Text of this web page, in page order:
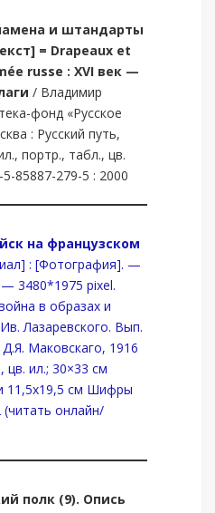
и штандарты
= Drapeaux et
russe : XVI век —
/ Владимир
фонд «Русское
: Русский путь,
портр., табл., цв.
85887-279-5 : 2000
на французском
: [Фотография]. —
3480*1975 pixel.
в образах и
Лазаревского. Вып.
Маковскаго, 1916
цв. ил.; 30×33 см
11,5х19,5 см Шифры
(читать онлайн/
полк (9). Опись